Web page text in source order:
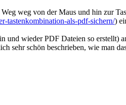
weg von der Maus und hin zur
tastenkombination-als-pdf-sichern/)
wieder PDF Dateien so erstellt)
sehr schön beschrieben, wie man